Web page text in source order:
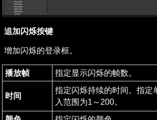
追加闪烁按键
增加闪烁的登录框。
播放帧 指定显示闪烁的帧数。
时间
指定闪烁持续的时间。指定
入范围为1～200。